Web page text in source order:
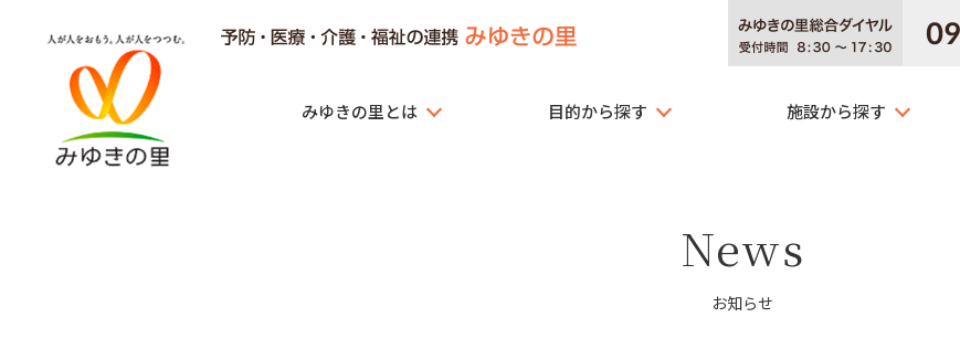
みゆきの里とは 目的から探す 施設から探す
News
お知らせ